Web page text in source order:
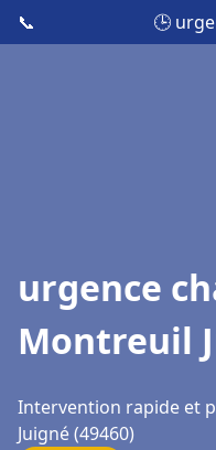
📞 🕒
urgence
Montreuil
Intervention rapide et
Juigné (49460)